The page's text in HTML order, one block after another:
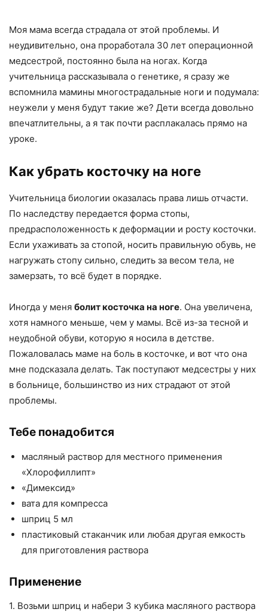
Моя мама всегда страдала от этой проблемы. И
неудивительно, она проработала 30 лет операционной
медсестрой, постоянно была на ногах. Когда
учительница рассказывала о генетике, я сразу же
вспомнила мамины многострадальные ноги и подумала:
неужели у меня будут такие же? Дети всегда довольно
впечатлительны, а я так почти расплакалась прямо на
уроке.
Как убрать косточку на ноге
Учительница биологии оказалась права лишь отчасти.
По наследству передается форма стопы,
предрасположенность к деформации и росту косточки.
Если ухаживать за стопой, носить правильную обувь, не
нагружать стопу сильно, следить за весом тела, не
замерзать, то всё будет в порядке.
Иногда у меня болит косточка на ноге. Она увеличена,
хотя намного меньше, чем у мамы. Всё из-за тесной и
неудобной обуви, которую я носила в детстве.
Пожаловалась маме на боль в косточке, и вот что она
мне подсказала делать. Так поступают медсестры у них
в больнице, большинство из них страдают от этой
проблемы.
Тебе понадобится
масляный раствор для местного применения
«Хлорофиллипт»
«Димексид»
вата для компресса
шприц 5 мл
пластиковый стаканчик или любая другая емкость
для приготовления раствора
Применение
1. Возьми шприц и набери 3 кубика масляного раствора